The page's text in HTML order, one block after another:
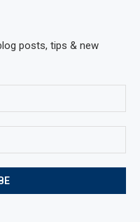
posts, tips & new